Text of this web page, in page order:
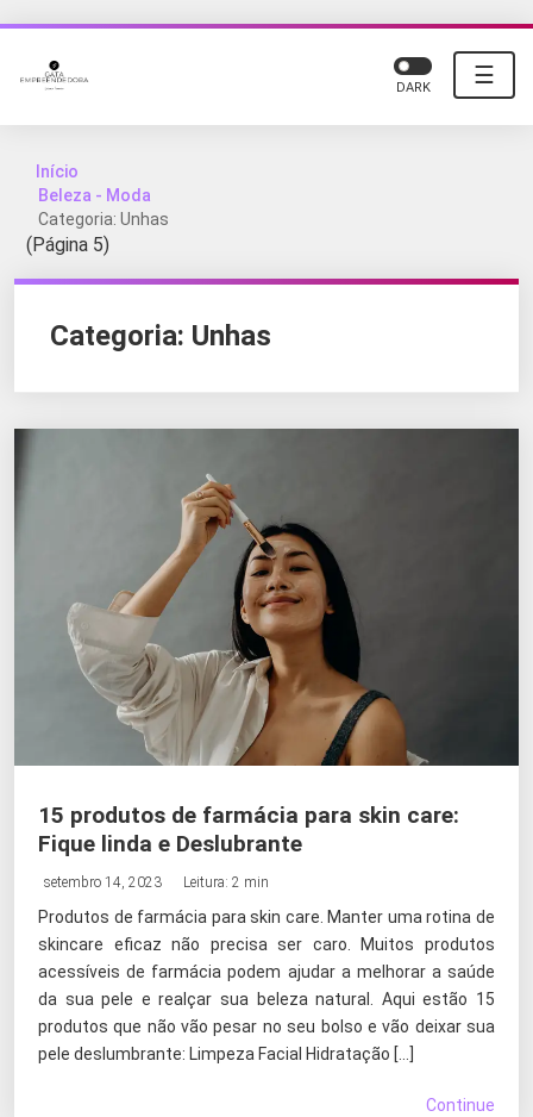
☰
DARK
Início
Beleza - Moda
Categoria: Unhas
(Página 5)
Categoria: Unhas
15 produtos de farmácia para skin care:
Fique linda e Deslubrante
setembro 14, 2023 Leitura: 2 min
Produtos de farmácia para skin care. Manter uma rotina de
skincare eficaz não precisa ser caro. Muitos produtos
acessíveis de farmácia podem ajudar a melhorar a saúde
da sua pele e realçar sua beleza natural. Aqui estão 15
produtos que não vão pesar no seu bolso e vão deixar sua
pele deslumbrante: Limpeza Facial Hidratação […]
Continue